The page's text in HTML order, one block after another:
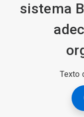
sistema
Texto